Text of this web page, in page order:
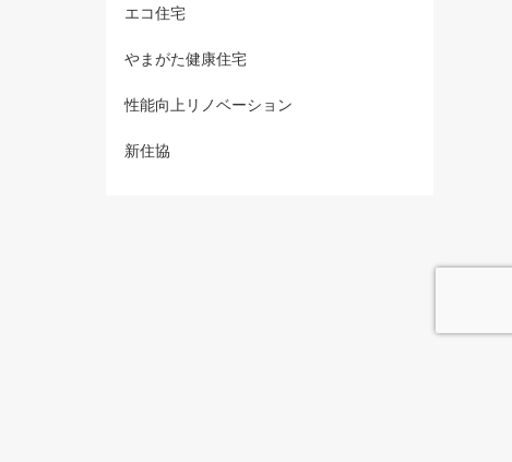
エコ住宅
やまがた健康住宅
性能向上リノベーション
新住協